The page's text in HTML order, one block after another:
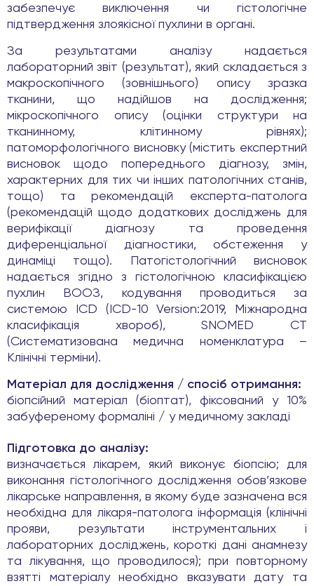
забезпечує виключення чи гістологічне
підтвердження злоякісної пухлини в органі.
За результатами аналізу надається
лабораторний звіт (результат), який складається з
макроскопічного (зовнішнього) опису зразка
тканини, що надійшов на дослідження;
мікроскопічного опису (оцінки структури на
тканинному, клітинному рівнях);
патоморфологічного висновку (містить експертний
висновок щодо попереднього діагнозу, змін,
характерних для тих чи інших патологічних станів,
тощо) та рекомендацій експерта-патолога
(рекомендацій щодо додаткових досліджень для
верифікації діагнозу та проведення
диференціальної діагностики, обстеження у
динаміці тощо). Патогістологічний висновок
надається згідно з гістологічною класифікацією
пухлин ВООЗ, кодування проводиться за
системою ICD (ICD-10 Version:2019, Міжнародна
класифікація хвороб), SNOMED CT
(Систематизована медична номенклатура –
Клінічні терміни).
Матеріал для дослідження / спосіб отримання:
біопсійний матеріал (біоптат), фіксований у 10%
забуференому формаліні / у медичному закладі
Підготовка до аналізу:
визначається лікарем, який виконує біопсію; для
виконання гістологічного дослідження обов’язкове
лікарське направлення, в якому буде зазначена вся
необхідна для лікаря-патолога інформація (клінічні
прояви, результати інструментальних і
лабораторних досліджень, короткі дані анамнезу
та лікування, що проводилося); при повторному
взятті матеріалу необхідно вказувати дату та